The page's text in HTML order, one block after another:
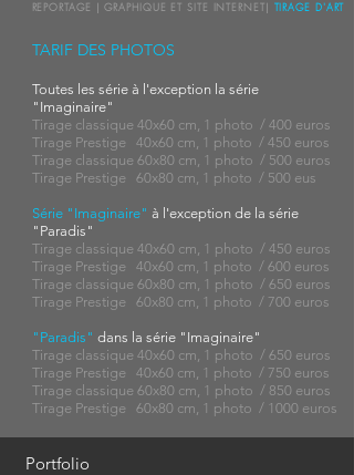
REPORTAGE | GRAPHIQUE ET SITE INTERNET| TIRAGE D'ART
Portfolio
TARIF DES PHOTOS
Toutes les série à l'exception la série
"Imaginaire"
Tirage classique 40x60 cm, 1 photo / 400 euros
Tirage Prestige 40x60 cm, 1 photo / 450 euros
Tirage classique 60x80 cm, 1 photo / 500 euros
Tirage Prestige 60x80 cm, 1 photo / 500 eus
Série "Imaginaire" à l'exception de la série
"Paradis"
Tirage classique 40x60 cm, 1 photo / 450 euros
Tirage Prestige 40x60 cm, 1 photo / 600 euros
Tirage classique 60x80 cm, 1 photo / 650 euros
Tirage Prestige 60x80 cm, 1 photo / 700 euros
"Paradis" dans la série "Imaginaire"
Tirage classique 40x60 cm, 1 photo / 650 euros
Tirage Prestige 40x60 cm, 1 photo / 750 euros
Tirage classique 60x80 cm, 1 photo / 850 euros
Tirage Prestige 60x80 cm, 1 photo / 1000 euros